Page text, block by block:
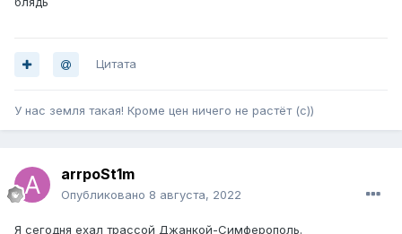
Цитата
У нас земля такая! Кроме цен ничего не растёт (с))
arrpoSt1m
Опубликовано 8 августа, 2022
Я сегодня ехал трассой Джанкой-Симферополь.